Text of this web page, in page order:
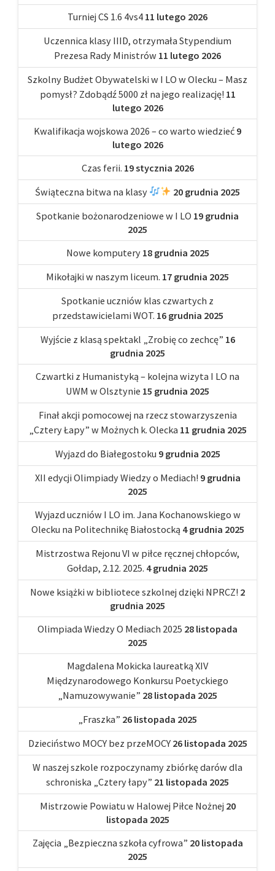
Turniej CS 1.6 4vs4 11 lutego 2026
Uczennica klasy IIID, otrzymała Stypendium
Prezesa Rady Ministrów 11 lutego 2026
Szkolny Budżet Obywatelski w I LO w Olecku – Masz
pomysł? Zdobądź 5000 zł na jego realizację! 11
lutego 2026
Kwalifikacja wojskowa 2026 – co warto wiedzieć 9
lutego 2026
Czas ferii. 19 stycznia 2026
Świąteczna bitwa na klasy
20 grudnia 2025
Spotkanie bożonarodzeniowe w I LO 19 grudnia
2025
Nowe komputery 18 grudnia 2025
Mikołajki w naszym liceum. 17 grudnia 2025
Spotkanie uczniów klas czwartych z
przedstawicielami WOT. 16 grudnia 2025
Wyjście z klasą spektakl „Zrobię co zechcę” 16
grudnia 2025
Czwartki z Humanistyką – kolejna wizyta I LO na
UWM w Olsztynie 15 grudnia 2025
Finał akcji pomocowej na rzecz stowarzyszenia
„Cztery Łapy” w Możnych k. Olecka 11 grudnia 2025
Wyjazd do Białegostoku 9 grudnia 2025
XII edycji Olimpiady Wiedzy o Mediach! 9 grudnia
2025
Wyjazd uczniów I LO im. Jana Kochanowskiego w
Olecku na Politechnikę Białostocką 4 grudnia 2025
Mistrzostwa Rejonu VI w piłce ręcznej chłopców,
Gołdap, 2.12. 2025. 4 grudnia 2025
Nowe książki w bibliotece szkolnej dzięki NPRCZ! 2
grudnia 2025
Olimpiada Wiedzy O Mediach 2025 28 listopada
2025
Magdalena Mokicka laureatką XIV
Międzynarodowego Konkursu Poetyckiego
„Namuzowywanie” 28 listopada 2025
„Fraszka” 26 listopada 2025
Dzieciństwo MOCY bez przeMOCY 26 listopada 2025
W naszej szkole rozpoczynamy zbiórkę darów dla
schroniska „Cztery łapy” 21 listopada 2025
Mistrzowie Powiatu w Halowej Piłce Nożnej 20
listopada 2025
Zajęcia „Bezpieczna szkoła cyfrowa” 20 listopada
2025